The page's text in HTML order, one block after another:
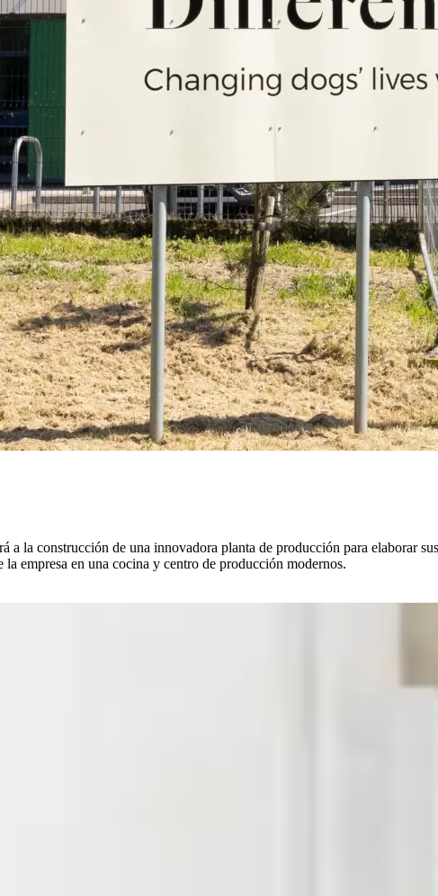
la construcción de una innovadora planta de producción para elaborar
empresa en una cocina y centro de producción modernos.